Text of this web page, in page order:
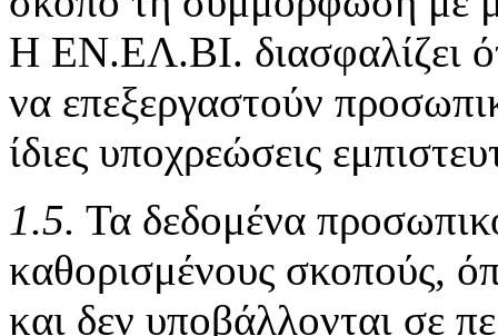
Η ΕΝ.ΕΛ.ΒΙ. διασφαλίζει
να επεξεργαστούν
ίδιες υποχρεώσεις
1.5. Τα δεδομένα
καθορισμένους σκοπούς,
και δεν υποβάλλονται σε